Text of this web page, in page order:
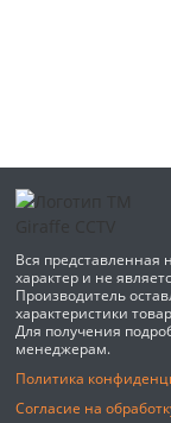
Вся
характер и не
Производитель
характеристики
Для получения
менеджерам.
Политика
Согласие на